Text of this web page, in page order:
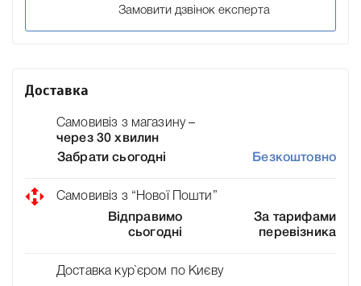
Замовити дзвінок експерта
Доставка
Самовивіз з магазину –
через 30 хвилин
Забрати сьогодні
Безкоштовно
Самовивіз з “Нової Пошти”
Відправимо
сьогодні
За тарифами
перевізника
Доставка кур`єром по Києву